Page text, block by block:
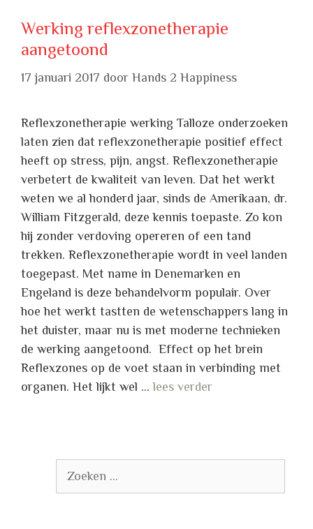
Werking reflexzonetherapie
aangetoond
17 januari 2017 door Hands 2 Happiness
Reflexzonetherapie werking Talloze onderzoeken
laten zien dat reflexzonetherapie positief effect
heeft op stress, pijn, angst. Reflexzonetherapie
verbetert de kwaliteit van leven. Dat het werkt
weten we al honderd jaar, sinds de Amerikaan, dr.
William Fitzgerald, deze kennis toepaste. Zo kon
hij zonder verdoving opereren of een tand
trekken. Reflexzonetherapie wordt in veel landen
toegepast. Met name in Denemarken en
Engeland is deze behandelvorm populair. Over
hoe het werkt tastten de wetenschappers lang in
het duister, maar nu is met moderne technieken
de werking aangetoond. Effect op het brein
Reflexzones op de voet staan in verbinding met
organen. Het lijkt wel …lees verder
naar: